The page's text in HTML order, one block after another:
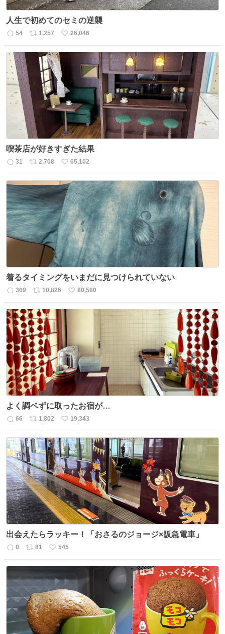
人生で初めてのセミの逆襲
返
数
54
リ
ス
数
1,257
い
数
26,046
喫茶店が好きすぎた結果
返
数
31
リ
ス
ト
数
2,708
い
ね
数
65,102
着るタイミングをいまだに見つけられていない
返
数
369
リ
ス
ト
数
10,826
い
80,580
よく調ベずに取ったお宿が…
返
数
66
リ
ス
ト
数
1,802
い
ね
数
19,343
出会えたらラッキー！「おさるのジョージ×阪急電車」
返
0
リ
ス
ト
数
81
い
数
545